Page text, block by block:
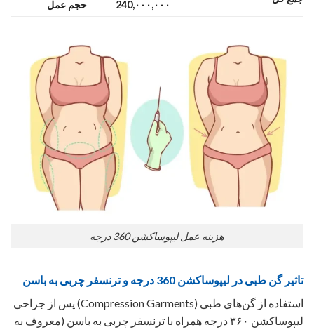
240,۰۰۰,۰۰۰ حجم عمل
هزینه عمل لیپوساکشن 360 درجه
تاثیر گن طبی در لیپوساکشن 360 درجه و ترنسفر چربی به باسن
استفاده از گن‌های طبی (Compression Garments) پس از جراحی
لیپوساکشن ۳۶۰ درجه همراه با ترنسفر چربی به باسن (معروف به